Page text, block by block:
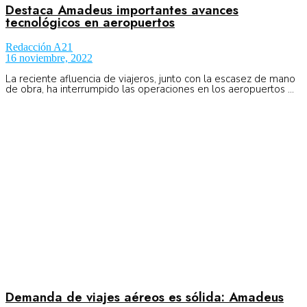
Destaca Amadeus importantes avances
tecnológicos en aeropuertos
Redacción A21
16 noviembre, 2022
La reciente afluencia de viajeros, junto con la escasez de mano
de obra, ha interrumpido las operaciones en los aeropuertos ...
Demanda de viajes aéreos es sólida: Amadeus